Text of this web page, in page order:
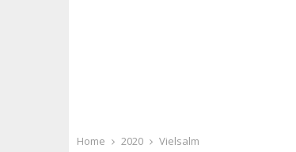
Home 2020 Vielsalm